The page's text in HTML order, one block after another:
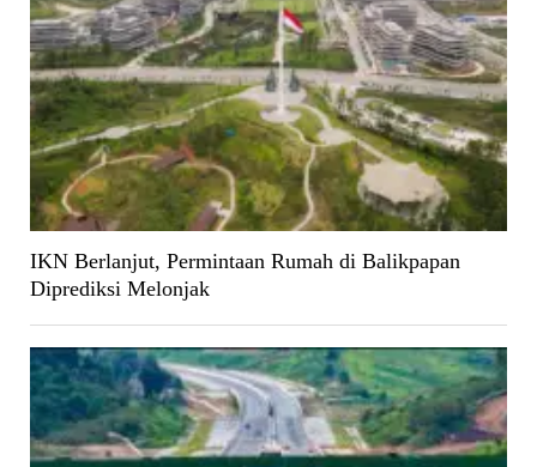
IKN Berlanjut, Permintaan Rumah di Balikpapan
Diprediksi Melonjak